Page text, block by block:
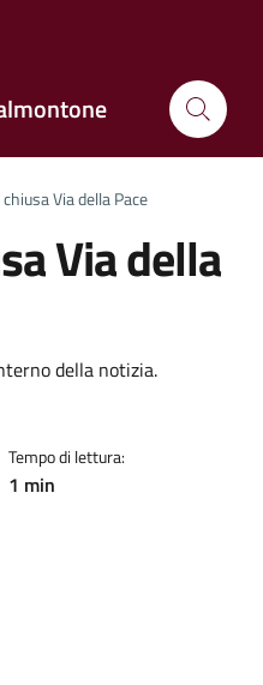
Via della Pace
Via della
della notizia.
Tempo di lettura:
1 min